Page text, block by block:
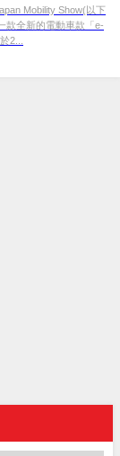
Mobility Show(以下
款全新的電動車款「e-
2...